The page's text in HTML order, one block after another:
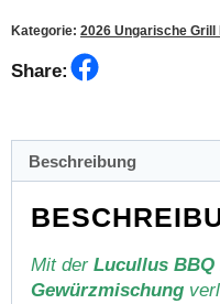
gKategorie: 2026 Ungarische Grill
Share:
Beschreibung
Mit der Lucullus BBQ
Gewürzmischung